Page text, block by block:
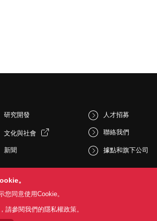
研究開發
文化與社會
新聞
人才招募
聯絡我們
據點和旗下公司
。
同意使用Cookie。
請參閱我們的隱私權政策。